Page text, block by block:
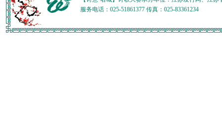
服务电话：025-51861377 传真：025-83361234